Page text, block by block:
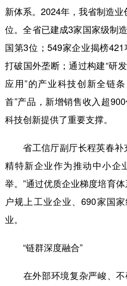
新体系。2024年，我省制造
位。全省已建成3家国家级制
国第3位；549家企业揭榜
打破国外垄断；通过构建“
应用”的产业科技创新全链
首”产品，新增销售收入超
科技创新提供了重要支撑。
省工信厅副厅长程英春补
精特新企业作为推动中小企
举。”通过优质企业梯度培育
户规上工业企业、690家国
业。
“链群深度融合”
在外部环境复杂严峻、不